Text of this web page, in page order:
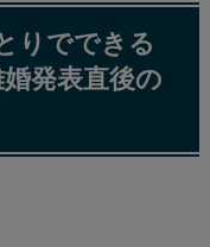
りでできる
発表直後の